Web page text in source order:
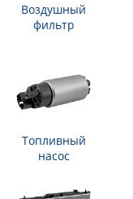
Воздушный
фильтр
Топливный
насос